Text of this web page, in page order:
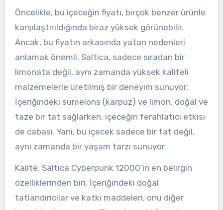
Öncelikle, bu içeceğin fiyatı, birçok benzer ürünle
karşılaştırıldığında biraz yüksek görünebilir.
Ancak, bu fiyatın arkasında yatan nedenleri
anlamak önemli. Saltica, sadece sıradan bir
limonata değil, aynı zamanda yüksek kaliteli
malzemelerle üretilmiş bir deneyim sunuyor.
İçeriğindeki sumelons (karpuz) ve limon, doğal ve
taze bir tat sağlarken, içeceğin ferahlatıcı etkisi
de cabası. Yani, bu içecek sadece bir tat değil,
aynı zamanda bir yaşam tarzı sunuyor.
Kalite, Saltica Cyberpunk 12000’in en belirgin
özelliklerinden biri. İçeriğindeki doğal
tatlandırıcılar ve katkı maddeleri, onu diğer